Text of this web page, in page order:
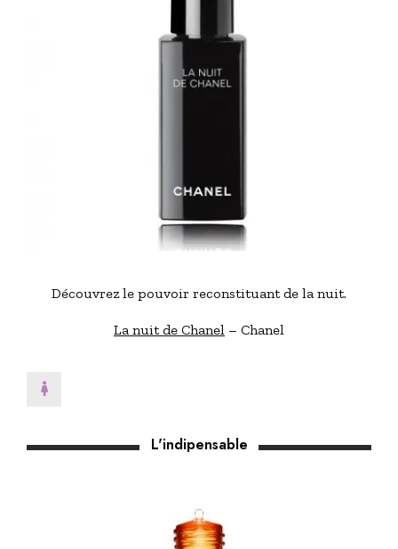
Découvrez le pouvoir reconstituant de la nuit.
La nuit de Chanel – Chanel
L'indipensable